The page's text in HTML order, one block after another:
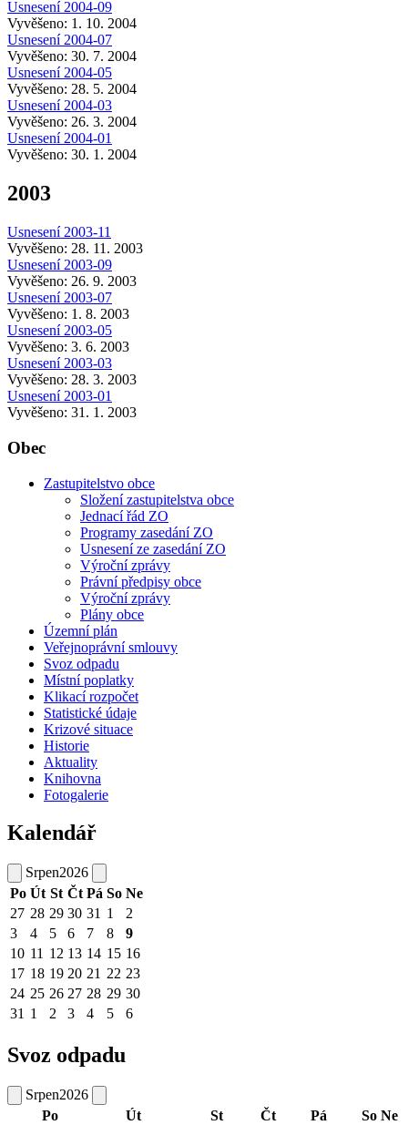
Usnesení 2004-09
Vyvěšeno: 1. 10. 2004
Usnesení 2004-07
Vyvěšeno: 30. 7. 2004
Usnesení 2004-05
Vyvěšeno: 28. 5. 2004
Usnesení 2004-03
Vyvěšeno: 26. 3. 2004
Usnesení 2004-01
Vyvěšeno: 30. 1. 2004
2003
Usnesení 2003-11
Vyvěšeno: 28. 11. 2003
Usnesení 2003-09
Vyvěšeno: 26. 9. 2003
Usnesení 2003-07
Vyvěšeno: 1. 8. 2003
Usnesení 2003-05
Vyvěšeno: 3. 6. 2003
Usnesení 2003-03
Vyvěšeno: 28. 3. 2003
Usnesení 2003-01
Vyvěšeno: 31. 1. 2003
Obec
Zastupitelstvo obce
Složení zastupitelstva obce
Jednací řád ZO
Programy zasedání ZO
Usnesení ze zasedání ZO
Výroční zprávy
Právní předpisy obce
Výroční zprávy
Plány obce
Územní plán
Veřejnoprávní smlouvy
Svoz odpadu
Místní poplatky
Klikací rozpočet
Statistické údaje
Krizové situace
Historie
Aktuality
Knihovna
Fotogalerie
Kalendář
Srpen2026
Po Út St Čt Pá So Ne
27 28 29 30 31 1
2
3
4 5 6 7 8
9
10 11 12 13 14 15 16
17 18 19 20 21 22 23
24 25 26 27 28 29 30
31 1 2 3 4 5 6
Svoz odpadu
Srpen2026
Po
Út St Čt Pá So Ne